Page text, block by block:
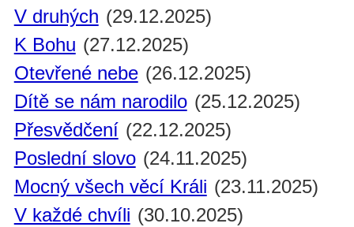
V druhých (29.12.2025)
K Bohu (27.12.2025)
Otevřené nebe (26.12.2025)
Dítě se nám narodilo (25.12.2025)
Přesvědčení (22.12.2025)
Poslední slovo (24.11.2025)
Mocný všech věcí Králi (23.11.2025)
V každé chvíli (30.10.2025)